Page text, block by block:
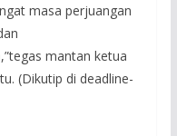
masa perjuangan
mantan ketua
(Dikutip di deadline-